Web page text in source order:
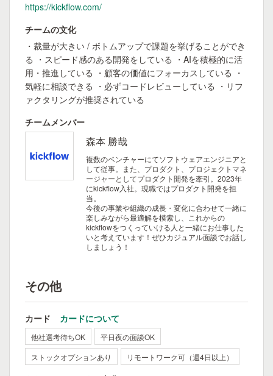
https://kickflow.com/
チームの文化
・裁量が大きい / ボトムアップで課題を挙げることができ
る ・スピード感のある開発をしている ・AIを積極的に活
用・推進している ・顧客の価値にフォーカスしている ・
気軽に相談できる ・必ずコードレビューしている ・リフ
ァクタリングが推奨されている
チームメンバー
森本 勝哉
複数のベンチャーにてソフトウェアエンジニアと
して従事。また、プロダクト、プロジェクトマネ
ージャーとしてプロダクト開発を牽引。2023年
にkickflow入社。現職ではプロダクト開発を担
当。
今後の事業や組織の成長・変化に合わせて一緒に
楽しみながら最適解を模索し、これからの
kickflowをつくっていける人と一緒にお仕事した
いと考えています！ぜひカジュアル面談でお話し
しましょう！
その他
カード カードについて
他社選考待ちOK
平日夜の面談OK
ストックオプションあり
リモートワーク可（週4日以上）